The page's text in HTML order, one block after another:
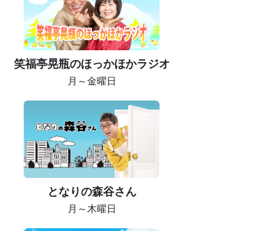
笑福亭晃瓶のほっかほかラジオ
月～金曜日
となりの森谷さん
月～木曜日